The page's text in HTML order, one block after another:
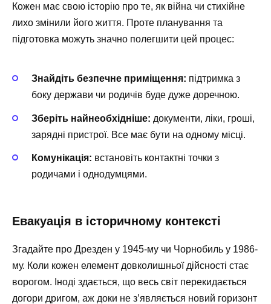
Кожен має свою історію про те, як війна чи стихійне
лихо змінили його життя. Проте планування та
підготовка можуть значно полегшити цей процес:
Знайдіть безпечне приміщення: підтримка з
боку держави чи родичів буде дуже доречною.
Зберіть найнеобхідніше: документи, ліки, гроші,
зарядні пристрої. Все має бути на одному місці.
Комунікація: встановіть контактні точки з
родичами і однодумцями.
Евакуація в історичному контексті
Згадайте про Дрезден у 1945-му чи Чорнобиль у 1986-
му. Коли кожен елемент довколишньої дійсності стає
ворогом. Іноді здається, що весь світ перекидається
догори дригом, аж доки не з’являється новий горизонт